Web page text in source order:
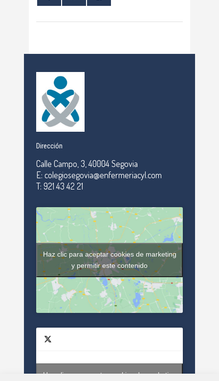
Dirección
Calle Campo, 3, 40004 Segovia
E: colegiosegovia@enfermeriacyl.com
T: 921 43 42 21
Haz clic para aceptar cookies de marketing
y permitir este contenido
Haz clic para aceptar cookies de marketing